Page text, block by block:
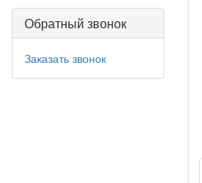
Обратный звонок
Заказать звонок